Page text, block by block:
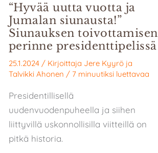
“Hyvää uutta vuotta ja
Jumalan siunausta!”
Siunauksen toivottamisen
perinne presidenttipelissä
25.1.2024 / Kirjoittaja Jere Kyyröja
Talvikki Ahonen / 7 minuutiksi luettavaa
Presidentillisellä
uudenvuodenpuheella ja siihen
liittyvillä uskonnollisilla viitteillä on
pitkä historia.